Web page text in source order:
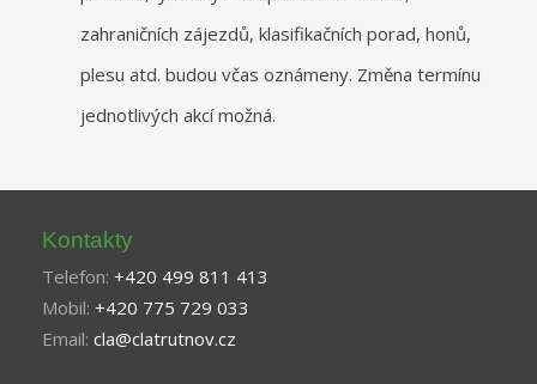
zahraničních zájezdů, klasifikačních porad, honů,
plesu atd. budou včas oznámeny. Změna termínu
jednotlivých akcí možná.
Kontakty
Telefon: +420 499 811 413
Mobil: +420 775 729 033
Email: cla@clatrutnov.cz